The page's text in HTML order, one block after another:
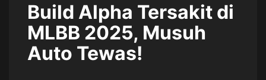
Build Alpha Tersakit di
MLBB 2025, Musuh
Auto Tewas!